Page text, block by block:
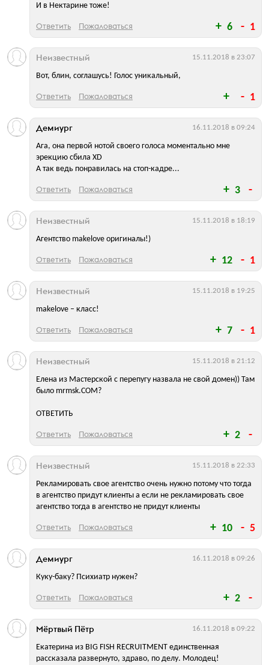
6 1
И в Нектарине тоже!
Ответить Пожаловаться
1
Вот, блин, соглашусь! Голос уникальный,
Неизвестный 15.11.2018 в 23:07
Ответить Пожаловаться
3
Ага, она первой нотой своего голоса моментально мне
эрекцию сбила XD
А так ведь понравилась на стоп-кадре...
Демиург 16.11.2018 в 09:24
Ответить Пожаловаться
12 1
Агентство makelove оригиналы!)
Неизвестный 15.11.2018 в 18:19
Ответить Пожаловаться
7 1
makelove – класс!
Неизвестный 15.11.2018 в 19:25
Ответить Пожаловаться
2
Елена из Мастерской с перепугу назвала не свой домен)) Там
было mrmsk.COM?
ОТВЕТИТЬ
Неизвестный 15.11.2018 в 21:12
Ответить Пожаловаться
10 5
Рекламировать свое агентство очень нужно потому что тогда
в агентство придут клиенты а если не рекламировать свое
агентство тогда в агентство не придут клиенты
Неизвестный 15.11.2018 в 22:33
Ответить Пожаловаться
2
Куку-баку? Психиатр нужен?
Демиург 16.11.2018 в 09:26
Ответить Пожаловаться
Екатерина из BIG FISH RECRUITMENT единственная
рассказала развернуто, здраво, по делу. Молодец!
Мёртвый Пётр 16.11.2018 в 09:22